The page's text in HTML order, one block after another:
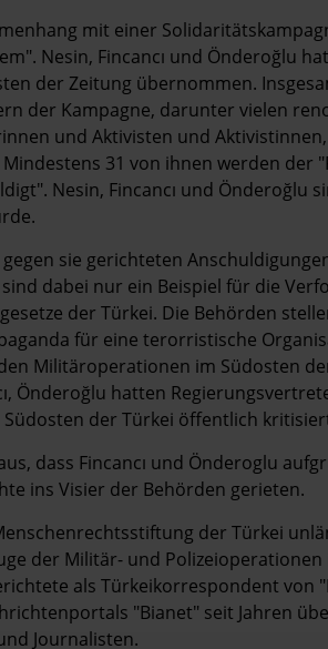
mit einer
Nesin, Fincancı und Önderoğlu
der Zeitung übernommen.
der Kampagne, darunter vielen
und Aktivisten und
31 von ihnen werden der
Nesin, Fincancı und Önderoğlu
sie gerichteten
dabei nur ein Beispiel für die
der Türkei. Die Behörden
für eine terorristische
Militäroperationen im Südosten
Önderoğlu hatten
der Türkei öffentlich
dass Fincancı und Önderoglu
ins Visier der Behörden gerieten.
der Türkei
der Militär- und
als Türkeikorrespondent von
"Bianet" seit Jahren
Journalisten.